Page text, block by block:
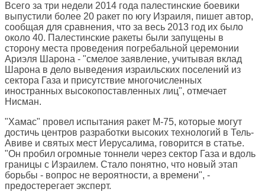
Всего за три недели 2014 года палестинские боевики
выпустили более 20 ракет по югу Израиля, пишет автор,
сообщая для сравнения, что за весь 2013 год их было
около 40. Палестинские ракеты были запущены в
сторону места проведения погребальной церемонии
Ариэля Шарона - "смелое заявление, учитывая вклад
Шарона в дело выведения израильских поселений из
сектора Газа и присутствие многочисленных
иностранных высокопоставленных лиц", отмечает
Нисман.
"Хамас" провел испытания ракет M-75, которые могут
достичь центров разработки высоких технологий в Тель-
Авиве и святых мест Иерусалима, говорится в статье.
"Он пробил огромные тоннели через сектор Газа и вдоль
границы с Израилем. Стало понятно, что новый этап
борьбы - вопрос не вероятности, а времени", -
предостерегает эксперт.